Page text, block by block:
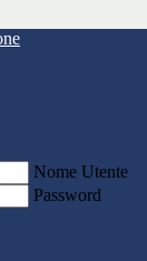
Nome Utente
Password